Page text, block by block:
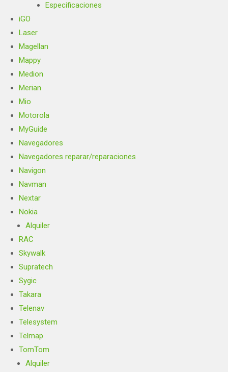
Especificaciones
iGO
Laser
Magellan
Mappy
Medion
Merian
Mio
Motorola
MyGuide
Navegadores
Navegadores reparar/reparaciones
Navigon
Navman
Nextar
Nokia
Alquiler
RAC
Skywalk
Supratech
Sygic
Takara
Telenav
Telesystem
Telmap
TomTom
Alquiler